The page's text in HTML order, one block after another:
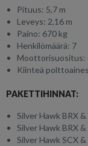
Pituus: 5,7 m
Leveys: 2,16 m
Paino: 670 kg
Henkilömäärä: 7
Moottorisuositus:
Kiinteä
PAKETTIHINNAT:
Silver Hawk BRX
Silver Hawk BRX
Silver Hawk SCX